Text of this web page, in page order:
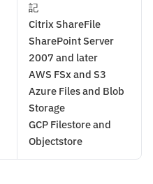
記
Citrix ShareFile
SharePoint Server
2007 and later
AWS FSx and S3
Azure Files and Blob
Storage
GCP Filestore and
Objectstore